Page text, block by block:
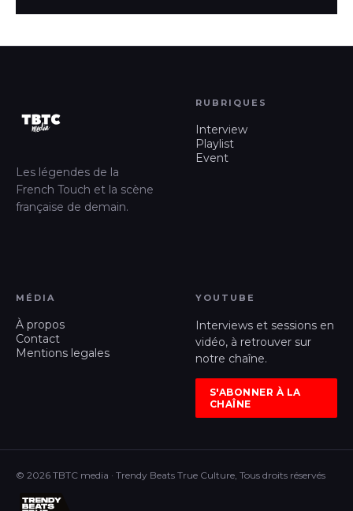
Les légendes de la
French Touch et la scène
française de demain.
RUBRIQUES
Interview
Playlist
Event
MÉDIA
À propos
Contact
Mentions legales
YOUTUBE
Interviews et sessions en
vidéo, à retrouver sur
notre chaîne.
S'ABONNER À LA
CHAÎNE
© 2026 TBTC media · Trendy Beats True Culture, Tous droits réservés